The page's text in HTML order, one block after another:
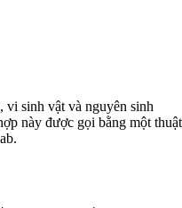
vi sinh vật và nguyên sinh
này được gọi bằng một thuật